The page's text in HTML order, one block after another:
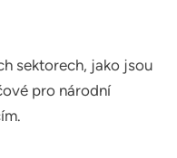
sektorech, jako jsou
pro národní